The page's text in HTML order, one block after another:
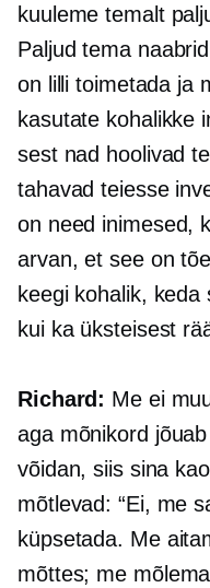
kuuleme temalt
Paljud tema
on lilli toimetada ja
kasutate kohalikke
sest nad hoolivad
tahavad teiesse
on need inimesed,
arvan, et see on
keegi kohalik,
kui ka üksteisest
Richard: Me ei
aga mõnikord
võidan, siis sina
mõtlevad: “Ei, me
küpsetada. Me
mõttes; me